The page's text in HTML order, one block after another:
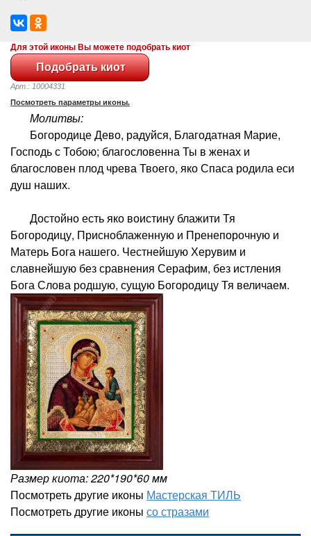
Для этой иконы Вы можете подобрать киот
Арт.: 10004331
Посмотреть параметры иконы.
Молитвы:
Богородице Дево, радуйся, Благодатная Марие,
Господь с Тобою; благословенна Ты в женах и
благословен плод чрева Твоего, яко Спаса родила еси
душ наших.
Достойно есть яко воистину блажити Тя
Богородицу, Присноблаженную и Пренепорочную и
Матерь Бога нашего. Честнейшую Херувим и
славнейшую без сравнения Серафим, без истления
Бога Слова родшую, сущую Богородицу Тя величаем.
Размер киота: 220*190*60 мм
Посмотреть другие иконы Мастерская ТИЛЬ
Посмотреть другие иконы со стразами